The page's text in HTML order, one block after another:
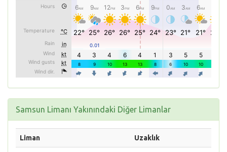
Samsun Limanı Yakınındaki Diğer Limanlar
Liman Uzaklık